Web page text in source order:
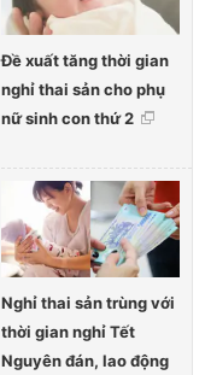
Đề xuất tăng thời gian
nghỉ thai sản cho phụ
nữ sinh con thứ 2
Nghỉ thai sản trùng với
thời gian nghỉ Tết
Nguyên đán, lao động